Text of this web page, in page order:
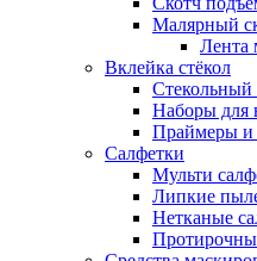
Малярный
Лента
Вклейка стёкол
Стекольный
Наборы для
Праймеры и
Салфетки
Мульти
Липкие
Нетканые